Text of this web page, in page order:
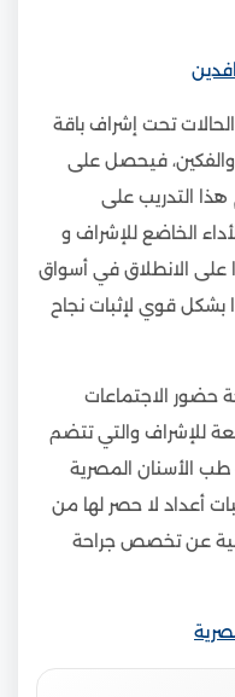
تحت إشراف باقة
والفكين، فيحصل على
التدريب على
الخاضع للإشراف و
على الانطلاق في أسواق
بشكل قوي لإثبات نجاح
حضور الاجتماعات
للإشراف والتي تتضم
طب الأسنان المصرية
أعداد لا حصر لها من
عن تخصص جراحة